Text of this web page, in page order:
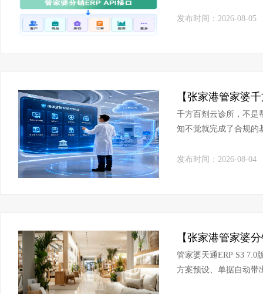
发布时间：2026-08-05
千方百剂云诊所，不是
知不觉就完成了合规的
发布时间：2026-08-04
管家婆天通ERP S3 7.0
方案预设、单据自动带